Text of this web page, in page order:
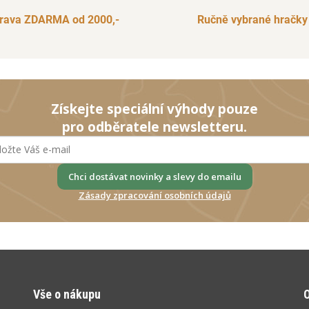
ZDARMA od 2000,- Ručně vybrané hračky
Získejte speciální výhody pouze
pro odběratele newsletteru.
Chci dostávat novinky a slevy do emailu
Zásady zpracování osobních údajů
Vše o nákupu